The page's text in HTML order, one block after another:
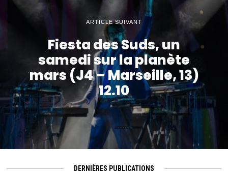
ARTICLE SUIVANT
Fiesta des Suds, un
samedi sur la planète
mars (J4 – Marseille, 13)
12.10
DERNIÈRES PUBLICATIONS